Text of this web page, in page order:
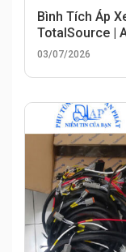
Bình Tích Áp
TotalSource |
03/07/2026